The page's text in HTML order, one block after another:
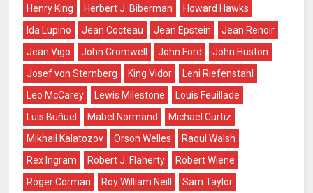
Henry King
Herbert J. Biberman
Howard Hawks
Ida Lupino
Jean Cocteau Jean Epstein
Jean Renoir
Jean Vigo
John Cromwell John Ford
John Huston
Josef von Sternberg
King Vidor
Leni Riefenstahl
Leo McCarey
Lewis Milestone
Louis Feuillade
Luis Buñuel
Mabel Normand
Michael Curtiz
Mikhail Kalatozov
Orson Welles
Raoul Walsh
Rex Ingram
Robert J. Flaherty
Robert Wiene
Roger Corman
Roy William Neill
Sam Taylor